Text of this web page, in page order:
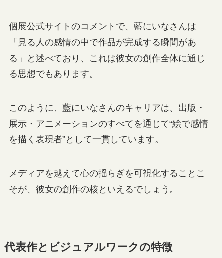
個展公式サイトのコメントで、藍にいなさんは
「見る人の感情の中で作品が完成する瞬間があ
る」と述べており、これは彼女の創作全体に通じ
る思想でもあります。
このように、藍にいなさんのキャリアは、出版・
展示・アニメーションのすべてを通じて“絵で感情
を描く表現者”として一貫しています。
メディアを越えて心の揺らぎを可視化することこ
そが、彼女の創作の核といえるでしょう。
代表作とビジュアルワークの特徴